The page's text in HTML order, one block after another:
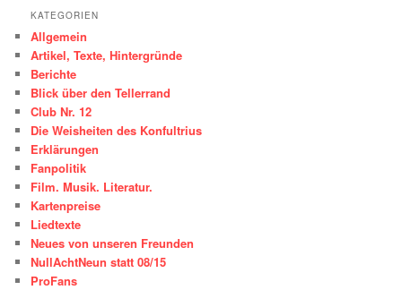
KATEGORIEN
Allgemein
Artikel, Texte, Hintergründe
Berichte
Blick über den Tellerrand
Club Nr. 12
Die Weisheiten des Konfultrius
Erklärungen
Fanpolitik
Film. Musik. Literatur.
Kartenpreise
Liedtexte
Neues von unseren Freunden
NullAchtNeun statt 08/15
ProFans